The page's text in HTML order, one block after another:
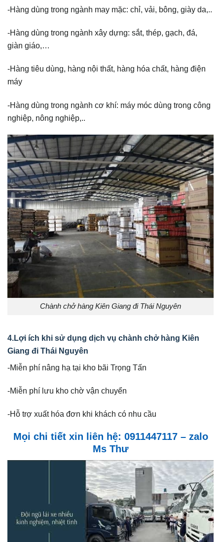
-Hàng dùng trong ngành may mặc: chỉ, vải, bông, giày da,..
-Hàng dùng trong ngành xây dựng: sắt, thép, gạch, đá,
giàn giáo,…
-Hàng tiêu dùng, hàng nội thất, hàng hóa chất, hàng điện
máy
-Hàng dùng trong ngành cơ khí: máy móc dùng trong công
nghiệp, nông nghiệp,..
Chành chở hàng Kiên Giang đi Thái Nguyên
4.Lợi ích khi sử dụng dịch vụ chành chở hàng Kiên
Giang đi Thái Nguyên
-Miễn phí nâng hạ tại kho bãi Trọng Tấn
-Miễn phí lưu kho chờ vận chuyển
-Hỗ trợ xuất hóa đơn khi khách có nhu cầu
Mọi chi tiết xin liên hệ: 0911447117 – zalo
Ms Thư